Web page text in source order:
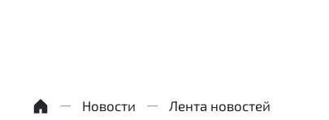
Новости Лента новостей